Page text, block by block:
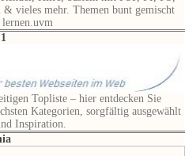
vieles mehr. Themen bunt gemischt
lernen.uvm
Topliste – hier entdecken Sie
Kategorien, sorgfältig ausgewählt
Inspiration.